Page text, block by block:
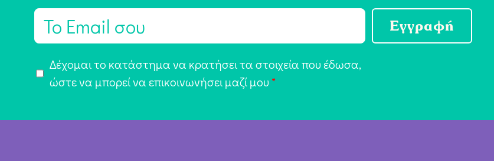
E
i
π
δ
Δέχομαι το κατάστημα να κρατήσει τα στοιχεία που έδωσα,
ώστε να μπορεί να επικοινωνήσει μαζί μου *
Εγγραφή